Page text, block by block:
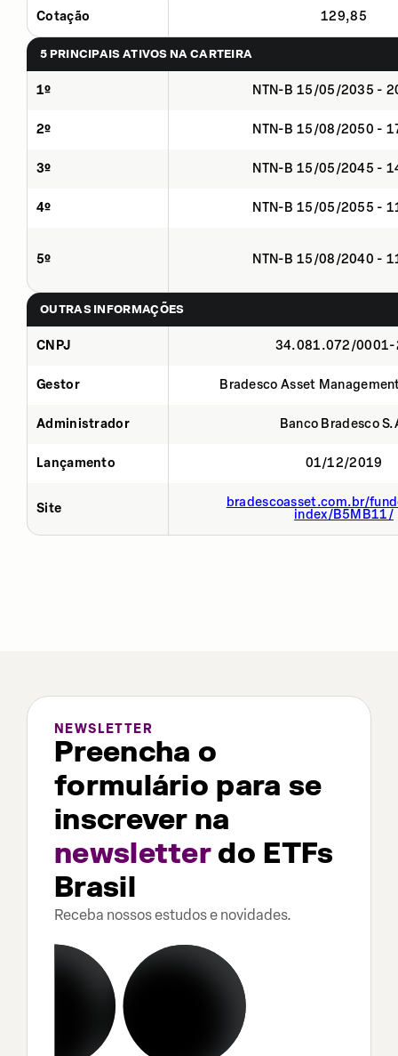
Cotação 129,85
5 PRINCIPAIS ATIVOS NA CARTEIRA
1º NTN-B 15/05/2035 -
2º NTN-B 15/08/2050 -
3º NTN-B 15/05/2045 -
4º NTN-B 15/05/2055 -
5º NTN-B 15/08/2040 -
OUTRAS INFORMAÇÕES
CNPJ 34.081.072/0001-
Gestor Bradesco Asset
Administrador Banco Bradesco
Lançamento 01/12/2019
Site
bradescoasset.com.br/
index/B5MB11/
NEWSLETTER
Preencha o
formulário para se
inscrever na
newsletterdo ETFs
Brasil
Receba nossos estudos e novidades.